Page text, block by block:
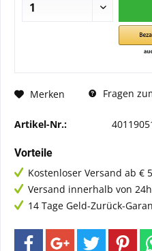
Merken Fragen
Artikel-Nr.:
Vorteile
Kostenloser Versand ab €
Versand innerhalb von
14 Tage Geld-Zurück-